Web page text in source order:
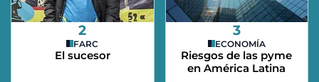
2
FARC
El sucesor
3
ECONOMÍA
Riesgos de las pyme
en América Latina